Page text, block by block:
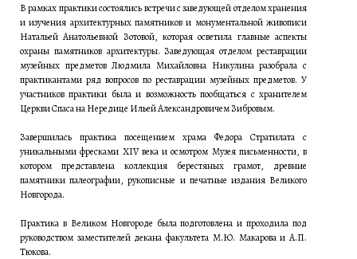
В рамках практики состоялись встречи с заведующей отделом хранения
и изучения архитектурных памятников и монументальной живописи
Натальей Анатольевной Зотовой, которая осветила главные аспекты
охраны памятников архитектуры. Заведующая отделом реставрации
музейных предметов Людмила Михайловна Никулина разобрала с
практикантами ряд вопросов по реставрации музейных предметов. У
участников практики была и возможность пообщаться с хранителем
Церкви Спаса на Нередице Ильей Александровичем Зибровым.
Завершилась практика посещением храма Федора Стратилата с
уникальными фресками XIV века и осмотром Музея письменности, в
котором представлена коллекция берестяных грамот, древние
памятники палеографии, рукописные и печатные издания Великого
Новгорода.
Практика в Великом Новгороде была подготовлена и проходила под
руководством заместителей декана факультета М.Ю. Макарова и А.П.
Тюкова.